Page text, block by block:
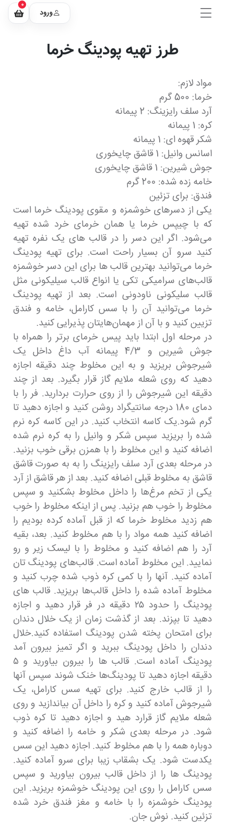
ورود
0
طرز تهیه پودینگ خرما
مواد لازم:
خرما: 500 گرم
آرد سلف رایزینگ: 2 پیمانه
کره: 1 پیمانه
شکر قهوه ای: 1 پیمانه
اسانس وانیل: 1 قاشق چایخوری
جوش شیرین: 1 قاشق چایخوری
خامه زده شده: 200 گرم
فندق: برای تزئین
یکی از دسرهای خوشمزه و مقوی پودینگ خرما است
که با چیپس خرما یا همان خرمای خرد شده تهیه
می‌شود. اگر این دسر را در قالب های یک نفره تهیه
کنید سرو آن بسیار راحت است. برای تهیه پودینگ
خرما می‌توانید بهترین قالب ها برای این دسر خوشمزه
قالب‌های سرامیکی تکی یا انواع قالب سیلیکونی مثل
قالب سلیکونی ناودونی است. بعد از تهیه پودینگ
خرما می‌توانید آن را با سس کارامل، خامه و فندق
تزیین کنید و با آن از مهمان‌هایتان پذیرایی کنید.
در مرحله اول ابتدا باید پیس خرمای برتر را همراه با
جوش شیرین و 4/3 پیمانه آب داغ داخل یک
شیرجوش بریزید و به این مخلوط چند دقیقه اجازه
دهید که روی شعله ملایم گاز قرار بگیرد. بعد از چند
دقیقه این شیرجوش را از روی حرارت بردارید. فر را با
دمای 180 درجه سانتیگراد روشن کنید و اجازه دهید تا
گرم شود.یک کاسه انتخاب کنید. در این کاسه کره نرم
شده را بریزید سپس شکر و وانیل را به کره نرم شده
اضافه کنید و این مخلوط را با همزن برقی خوب بزنید.
در مرحله بعدی آرد سلف رایزینگ را به به صورت قاشق
قاشق به مخلوط قبلی اضافه کنید. بعد از هر قاشق از آرد
یکی از تخم مرغ‌ها را داخل مخلوط بشکنید و سپس
مخلوط را خوب هم بزنید. پس از اینکه مخلوط را خوب
هم زدید مخلوط خرما که از قبل آماده کرده بودیم را
اضافه کنید همه مواد را با هم مخلوط کنید. بعد، بقیه
آرد را هم اضافه کنید و مخلوط را با لیسک زیر و رو
نمایید. این مخلوط آماده است. قالب‌های پودینگ تان
آماده کنید. آنها را با کمی کره ذوب شده چرب کنید و
مخلوط آماده شده را داخل قالب‌ها بریزید. قالب های
پودینگ را حدود ۲۵ دقیقه در فر قرار دهید و اجازه
دهید تا بپزند. بعد از گذشت زمان از یک خلال دندان
برای امتحان پخته شدن پودینگ استفاده کنید.خلال
دندان را داخل پودینگ ببرید و اگر تمیز بیرون آمد
پودینگ آماده است. قالب ها را بیرون بیاورید و ۵
دقیقه اجازه دهید تا پودینگ‌ها خنک شوند سپس آنها
را از قالب خارج کنید. برای تهیه سس کارامل، یک
شیرجوش آماده کنید و کره را داخل آن بیاندازید و روی
شعله ملایم گاز قرارد هید و اجازه دهید تا کره ذوب
شود. در مرحله بعدی شکر و خامه را اضافه کنید و
دوباره همه را با هم مخلوط کنید. اجازه دهید این سس
یکدست شود. یک بشقاب زیبا برای سرو آماده کنید.
پودینگ ها را از داخل قالب بیرون بیاورید و سپس
سس کارامل را روی این پودینگ خوشمزه بریزید. این
پودینگ خوشمزه را با خامه و مغز فندق خرد شده
تزئین کنید. نوش جان.